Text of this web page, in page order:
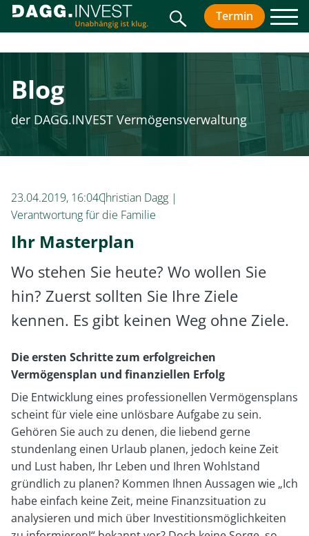
SucheTermin
Blog
der DAGG.INVEST Vermögensverwaltung
23.04.2019, 16:04Christian Dagg
Verantwortung für die Familie
Ihr Masterplan
Wo stehen Sie heute? Wo wollen Sie
hin? Zuerst sollten Sie Ihre Ziele
kennen. Es gibt keinen Weg ohne Ziele.
Die ersten Schritte zum erfolgreichen
Vermögensplan und finanziellen Erfolg
Die Entwicklung eines professionellen Vermögensplans
scheint für viele eine unlösbare Aufgabe zu sein.
Gehören Sie auch zu denen, die liebend gerne
stundenlang einen Urlaub planen, jedoch keine Zeit
und Lust haben, Ihr Leben und Ihren Wohlstand
gründlich zu planen? Kommen Ihnen Aussagen wie „Ich
habe einfach keine Zeit, meine Finanzsituation zu
analysieren und mich über Investitionsmöglichkeiten